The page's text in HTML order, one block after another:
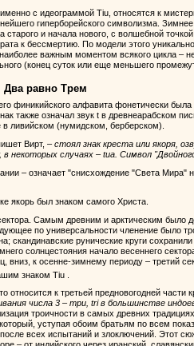
с идеограммой Tiu, относятся к
гиперборейского символизма.
и начала нового, с волшебной
к бессмертию. По модели этого
важным моментом всякого цикла –
(конец суток или еще меньшего
Два равно Трем
финикийского алфавита фонетически
также означал звук t в древнеарабском
ливийском (нумидском, берберском).
Вирт, – стоял знак креста или якоря,
некоторых случаях – tua. Символ
– означает "снисхождение "Света Мира"
якорь был знаком самого Христа.
Самым древним и арктическим было
по универсальности членение было
скандинавские рунические круги
солнцестояния начало весеннего
вниз, к осенне-зимнему периоду – третий
знаком Tiu .
относится к третьей предновогодней части
числа 3 – три, tri в большинстве
троичности в самых древних
уступая обоим братьям по всем
всех испытаний и злоключений. Этот